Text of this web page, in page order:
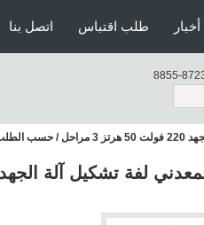
اتصل بنا طلب اقتباس أخبار
86-189-
الطلب